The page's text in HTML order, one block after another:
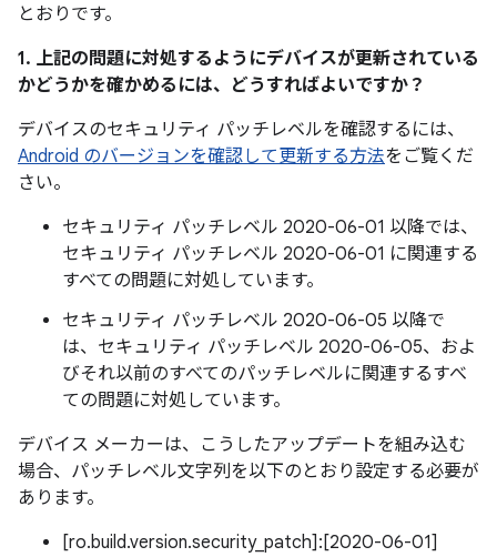
とおりです。
1. 上記の問題に対処するようにデバイスが更新されている
かどうかを確かめるには、どうすればよいですか？
デバイスのセキュリティ パッチレベルを確認するには、
Android のバージョンを確認して更新する方法をご覧くだ
さい。
セキュリティ パッチレベル 2020-06-01 以降では、
セキュリティ パッチレベル 2020-06-01 に関連する
すべての問題に対処しています。
セキュリティ パッチレベル 2020-06-05 以降で
は、セキュリティ パッチレベル 2020-06-05、およ
びそれ以前のすべてのパッチレベルに関連するすべ
ての問題に対処しています。
デバイス メーカーは、こうしたアップデートを組み込む
場合、パッチレベル文字列を以下のとおり設定する必要が
あります。
[ro.build.version.security_patch]:[2020-06-01]